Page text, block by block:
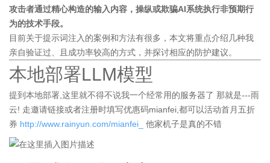
攻击者通过精心构造的输入内容，操纵或欺骗AI系统执行非预期行
为的技术手段。
目前关于提示词注入的案例和方法有很多，本文将重点介绍几种我
亲自验证过、且成功率较高的方式，并探讨相应的防护建议。
本地部署LLM模型
提到本地部署,这里就不得不说我一个经常用的服务器了 那就是---雨
云! 走邀请链接或者注册时填写优惠码mianfei,都可以活动首月五折
券 http://www.rainyun.com/mianfei_ 他家机子是真的不错